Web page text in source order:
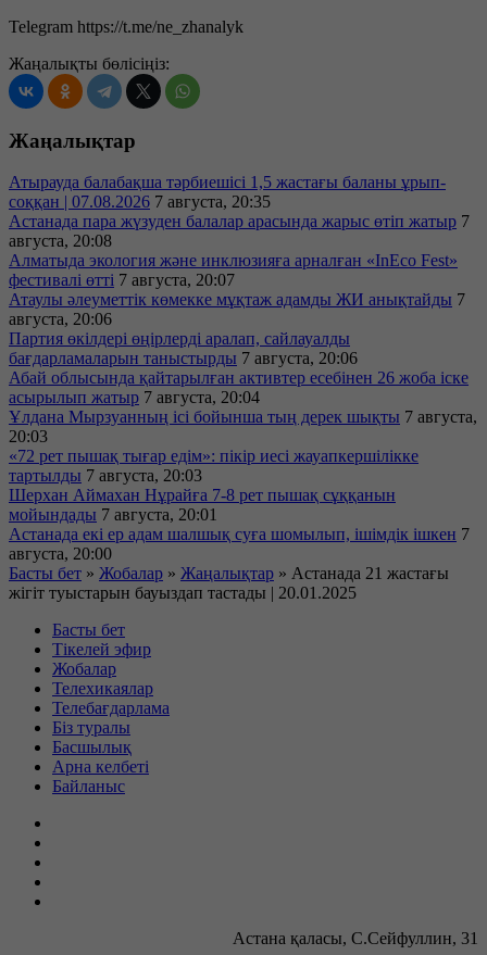
Telegram https://t.me/ne_zhanalyk
Жаңалықты бөлісіңіз:
Жаңалықтар
Атырауда балабақша тәрбиешісі 1,5 жастағы баланы ұрып-
соққан | 07.08.2026 7 августа, 20:35
Астанада пара жүзуден балалар арасында жарыс өтіп жатыр 7
августа, 20:08
Алматыда экология және инклюзияға арналған «InEco Fest»
фестивалі өтті 7 августа, 20:07
Атаулы әлеуметтік көмекке мұқтаж адамды ЖИ анықтайды 7
августа, 20:06
Партия өкілдері өңірлерді аралап, сайлауалды
бағдарламаларын таныстырды 7 августа, 20:06
Абай облысында қайтарылған активтер есебінен 26 жоба іске
асырылып жатыр 7 августа, 20:04
Ұлдана Мырзуанның ісі бойынша тың дерек шықты 7 августа,
20:03
«72 рет пышақ тығар едім»: пікір иесі жауапкершілікке
тартылды 7 августа, 20:03
Шерхан Аймахан Нұрайға 7-8 рет пышақ сұққанын
мойындады 7 августа, 20:01
Астанада екі ер адам шалшық суға шомылып, ішімдік ішкен 7
августа, 20:00
Басты бет » Жобалар » Жаңалықтар » Астанада 21 жастағы
жігіт туыстарын бауыздап тастады | 20.01.2025
Басты бет
Тікелей эфир
Жобалар
Телехикаялар
Телебағдарлама
Біз туралы
Басшылық
Арна келбеті
Байланыс
Астана қаласы, С.Сейфуллин, 31